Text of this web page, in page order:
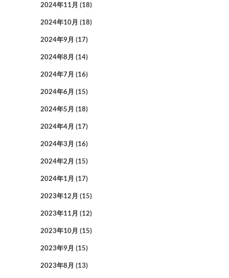
2024年11月 (18)
2024年10月 (18)
2024年9月 (17)
2024年8月 (14)
2024年7月 (16)
2024年6月 (15)
2024年5月 (18)
2024年4月 (17)
2024年3月 (16)
2024年2月 (15)
2024年1月 (17)
2023年12月 (15)
2023年11月 (12)
2023年10月 (15)
2023年9月 (15)
2023年8月 (13)